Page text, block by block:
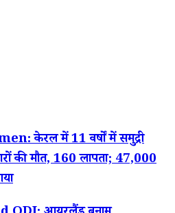
केरल में 11 वर्षों में समुद्री
की मौत, 160 लापता; 47,000